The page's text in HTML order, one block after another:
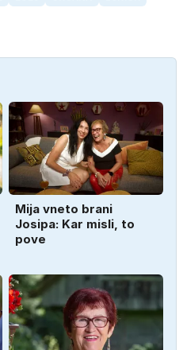
Mija vneto brani
Josipa: Kar misli, to
pove